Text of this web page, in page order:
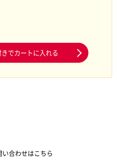
でカートに入れる
い合わせはこちら